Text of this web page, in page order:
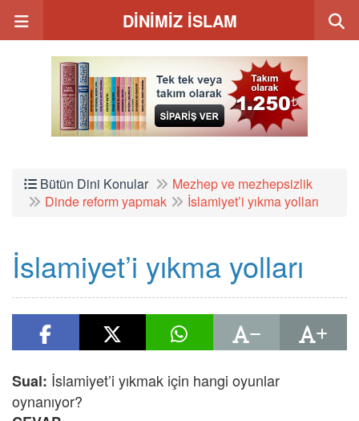
DİNİMİZ İSLAM
Bütün Dini Konular
Mezhep ve mezhepsizlik
Dinde reform yapmak
İslamiyet’i yıkma yolları
İslamiyet’i yıkma yolları
Sual: İslamiyet’i yıkmak için hangi oyunlar
oynanıyor?